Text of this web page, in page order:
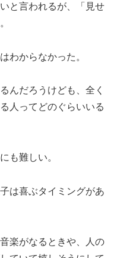
と言われるが、「見せ
わからなかった。
んだろうけども、全く
人ってどのぐらいいる
も難しい。
は喜ぶタイミングがあ
楽がなるときや、人の